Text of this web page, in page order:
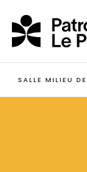
SALLE MILIEU